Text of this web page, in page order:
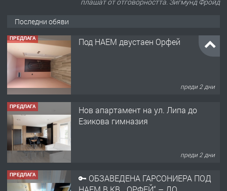
Последни обяви
ПРЕДЛАГА
Нов апартамент на ул. Липа до
преди 2 дни
ПРЕДЛАГА
🔑 ОБЗАВЕДЕНА ГАРСОНИЕРА ПОД
НАЕМ В КВ. „ОРФЕЙ“ – ДО
преди 3 дни
ПРЕДЛАГА
НАПЪЛНО ОБЗАВЕДЕН И